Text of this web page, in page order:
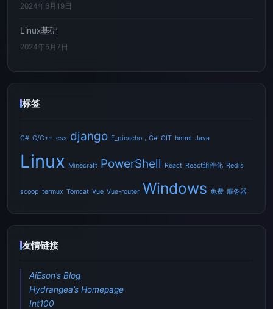
2024年6月19日
Linux基础
2024年5月7日
标签
C# C/C++ css django F_picacho，C# GIT hntml Java
Linux Minecraft PowerShell React React组件化 Redis
scoop termux Tomcat Vue Vue-router Windows 免费 服务器
友情链接
AiEson’s Blog
Hydrangea’s Homepage
Int100